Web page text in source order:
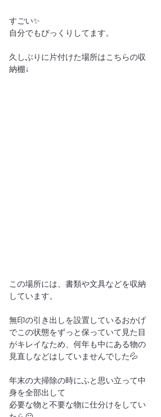
すごい✨
自分でもびっくりしてます。
久しぶりに片付けた場所はこちらの収
納棚↓
この場所には、書類や文具などを収納
しています。
無印の引き出しを設置しているおかげ
でこの状態をずっと保っていて見た目
がキレイなため、何年も中にある物の
見直しなどはしていませんでした💦
年末の大掃除の時にふと思い立って中
身を全部出して
必要な物と不要な物に仕分けをしてい